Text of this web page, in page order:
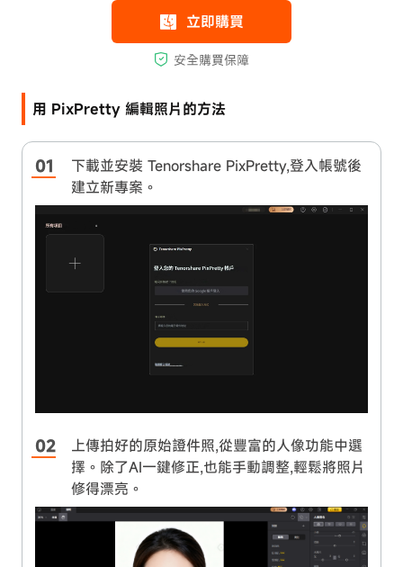
用 PixPretty 編輯照片的方法
下載並安裝 Tenorshare PixPretty,登入帳號後
建立新專案。
上傳拍好的原始證件照,從豐富的人像功能中選
擇。除了AI一鍵修正,也能手動調整,輕鬆將照片
修得漂亮。